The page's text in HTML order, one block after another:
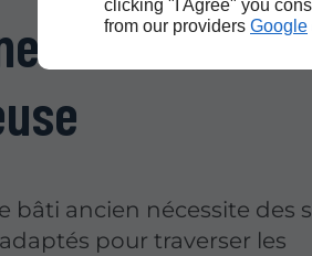
clicking "I Agree" you
from our providers Google
sur Yzeures-
bâti ancien nécessite des
pour traverser les